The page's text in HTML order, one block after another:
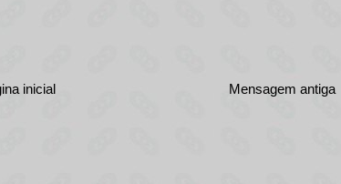
Mensagem antiga
inicial